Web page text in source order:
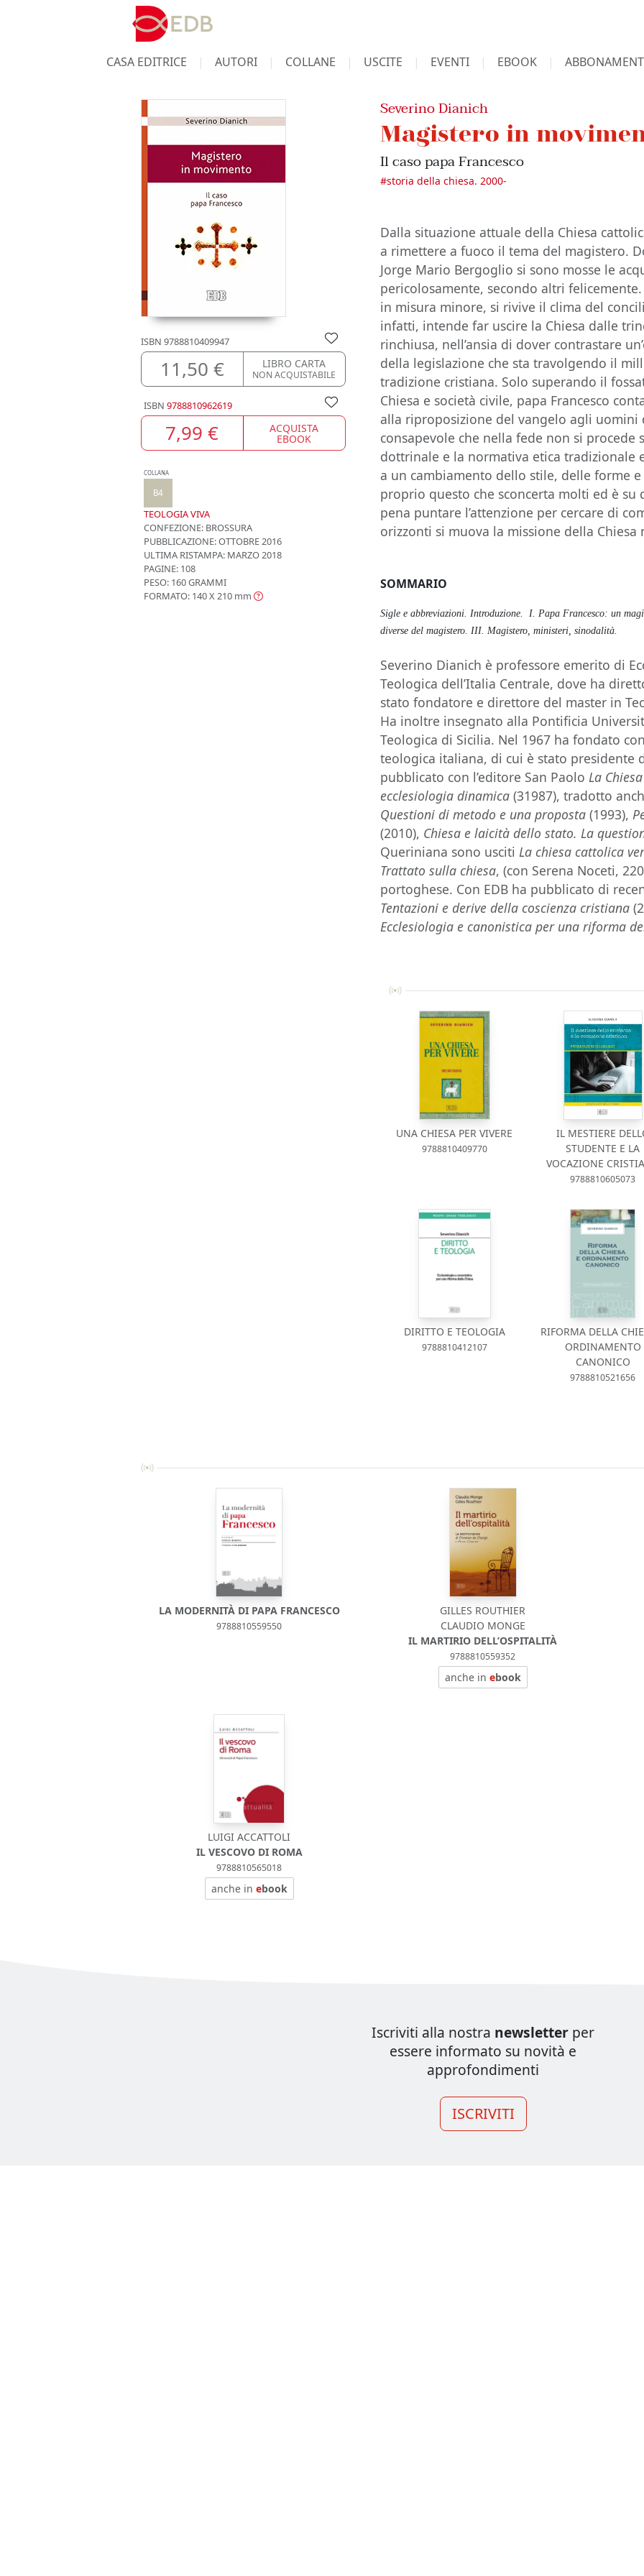
CASA EDITRICE AUTORI COLLANE USCITE EVENTI EBOOK
ISBN 9788810409947
11,50 € LIBRO CARTA
NON ACQUISTABILE
ISBN 9788810962619
7,99 € ACQUISTA
EBOOK
COLLANA
B4
TEOLOGIA VIVA
CONFEZIONE: BROSSURA
PUBBLICAZIONE:OTTOBRE 2016
ULTIMA RISTAMPA: MARZO 2018
PAGINE: 108
PESO: 160 GRAMMI
FORMATO: 140 X 210 mm
Severino Dianich
Magistero in
Il caso papa Francesco
#storia della chiesa. 2000-
Dalla situazione attuale della Chiesa
a rimettere a fuoco il tema del magistero.
Jorge Mario Bergoglio si sono mosse le
pericolosamente, secondo altri
in misura minore, si rivive il clima del
infatti, intende far uscire la Chiesa dalle
rinchiusa, nell’ansia di dover contrastare
della legislazione che sta travolgendo il
tradizione cristiana. Solo superando il
Chiesa e società civile, papa Francesco
alla riproposizione del vangelo agli uomini
consapevole che nella fede non si procede
dottrinale e la normativa etica tradizionale
a un cambiamento dello stile, delle forme
proprio questo che sconcerta molti ed è su
pena puntare l’attenzione per cercare di
orizzonti si muova la missione della Chiesa
SOMMARIO
Sigle e abbreviazioni. Introduzione. I. Papa Francesco: un
diverse del magistero. III. Magistero, ministeri, sinodalità.
Severino Dianich è professore emerito di
Teologica dell’Italia Centrale, dove ha
stato fondatore e direttore del master in
Ha inoltre insegnato alla Pontificia
Teologica di Sicilia. Nel 1967 ha fondato
teologica italiana, di cui è stato presidente
pubblicato con l’editore San PaoloLa
ecclesiologia dinamica (31987), tradotto
Questioni di metodo e una proposta (1993),
(2010), Chiesa e laicità dello stato. La
Queriniana sono uscitiLa chiesa cattolica
Trattato sulla chiesa, (con Serena Noceti,
portoghese. Con EDB ha pubblicato di
Tentazioni e derive della coscienza cristiana
Ecclesiologia e canonistica per una riforma
UNA CHIESA PER VIVERE
9788810409770
IL MESTIERE
STUDENTE E LA
VOCAZIONE
9788810605073
DIRITTO E TEOLOGIA
9788810412107
RIFORMA DELLA
ORDINAMENTO
CANONICO
9788810521656
LA MODERNITÀ DI PAPA FRANCESCO
9788810559550
GILLES ROUTHIER
CLAUDIO MONGE
IL MARTIRIO DELL’OSPITALITÀ
9788810559352
anche in ebook
LUIGI ACCATTOLI
IL VESCOVO DI ROMA
9788810565018
anche in ebook
Iscriviti alla nostra newsletter per
essere informato su novità e
approfondimenti
ISCRIVITI